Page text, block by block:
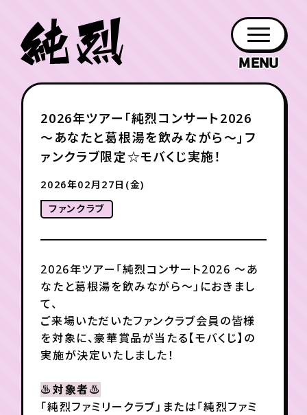
お知らせ 日程
SCHEDULE
チケット
TICKET
紹介 作品
DISCOGRAPHY
日記
BLOG
グッズ ホーム
HOME
ファン
クラブ
年会員制ファンクラブ
会員登録
会員登録 ログイン
チケット
FC TICKET
お知らせ
月会員制ファンクラブ
2026年ツアー「純烈コンサート2026
〜あなたと葛根湯を飲みながら〜」フ
ァンクラブ限定☆モバくじ実施！
2026年02月27日(金)
ファンクラブ
2026年ツアー「純烈コンサート2026 〜あ
なたと葛根湯を飲みながら〜」におきまし
て、
ご来場いただいたファンクラブ会員の皆様
を対象に、豪華賞品が当たる【モバくじ】の
実施が決定いたしました！
♨対象者♨
「純烈ファミリークラブ」または「純烈ファミ